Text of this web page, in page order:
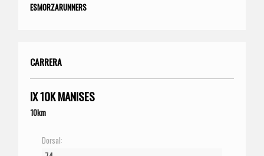
ESMORZARUNNERS
CARRERA
IX 10K MANISES
10km
Dorsal: